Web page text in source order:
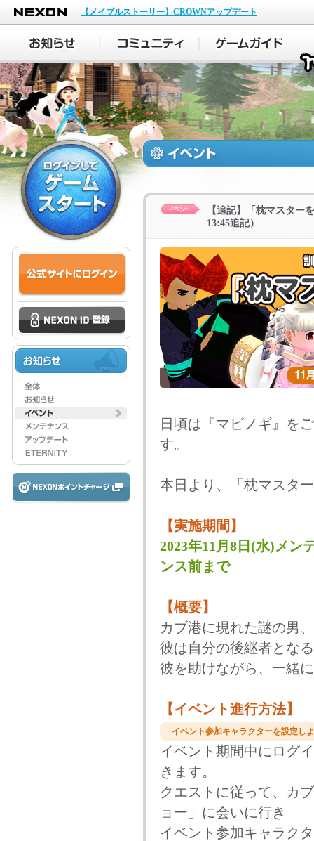
NEXON
【メイプルストーリー】CROWNアップデート
【追記】「枕マスター
13:45追記）
日頃は『マビノギ』を
す。
本日より、「枕マスタ
【実施期間】
2023年11月8日(水)メン
ンス前まで
【概要】
カブ港に現れた謎の男
彼は自分の後継者とな
彼を助けながら、一緒
【イベント進行方法】
イベント参加キャラクターを設定し
イベント期間中にログ
きます。
クエストに従って、カ
ョー」に会いに行き
イベント参加キャラク